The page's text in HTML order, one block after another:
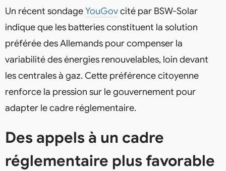
Un récent sondageYouGovcité par BSW-Solar
indique que les batteries constituent la solution
préférée des Allemands pour compenser la
variabilité des énergies renouvelables, loin devant
les centrales à gaz. Cette préférence citoyenne
renforce la pression sur le gouvernement pour
adapter le cadre réglementaire.
Des appels à un cadre
réglementaire plus favorable